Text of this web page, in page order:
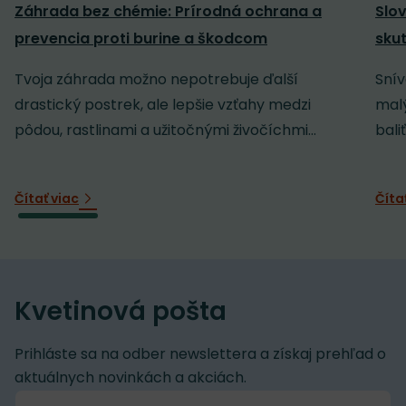
Záhrada bez chémie: Prírodná ochrana a
prevencia proti burine a škodcom
Tvoja záhrada možno nepotrebuje ďalší
drastický postrek, ale lepšie vzťahy medzi
pôdou, rastlinami a užitočnými živočíchmi...
Čítať viac
Kvetinová pošta
Prihláste sa na odber newslettera a získaj prehľad o
aktuálnych novinkách a akciách.